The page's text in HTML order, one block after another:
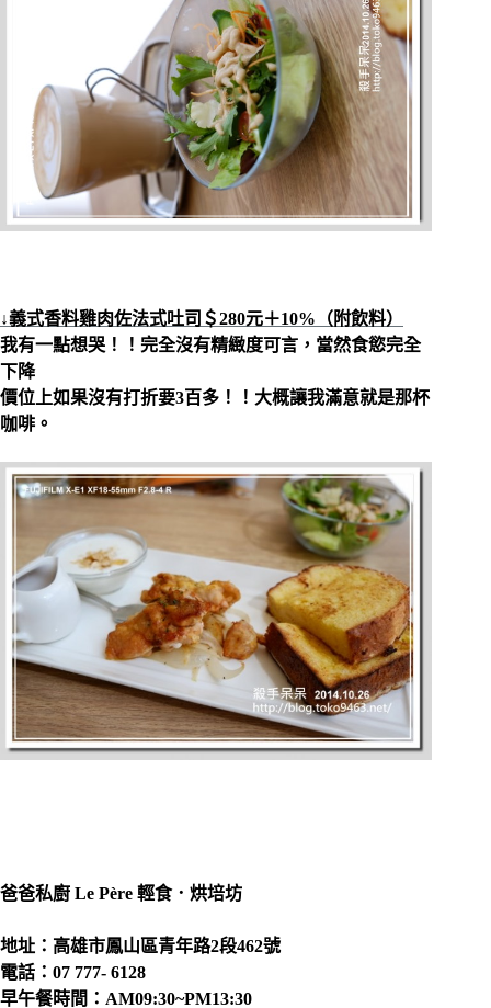
↓義式香料雞肉佐法式吐司＄280元＋10%（附飲料）
我有一點想哭！！完全沒有精緻度可言，當然食慾完全
下降
價位上如果沒有打折要3百多！！大概讓我滿意就是那杯
咖啡。
爸爸私廚 Le Père 輕食．烘培坊
地址：高雄市鳳山區青年路2段462號
電話：07 777- 6128
早午餐時間：AM09:30~PM13:30